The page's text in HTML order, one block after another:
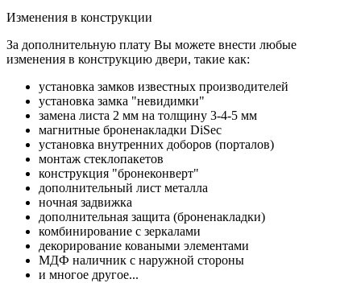
Изменения в конструкции
За дополнительную плату Вы можете внести любые
изменения в конструкцию двери, такие как:
установка замков известных производителей
установка замка "невидимки"
замена листа 2 мм на толщину 3-4-5 мм
магнитные броненакладки DiSec
установка внутренних доборов (порталов)
монтаж стеклопакетов
конструкция "бронеконверт"
дополнительный лист металла
ночная задвижка
дополнительная защита (броненакладки)
комбинирование с зеркалами
декорирование коваными элементами
МДФ наличник с наружной стороны
и многое другое...